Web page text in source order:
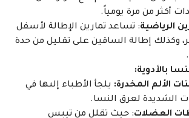
أكثر من مرة يومياً.
الرياضية: تساعد تمارين الإطالة لأسفل
وكذلك إطالة الساقين على تقليل من حدة
بالأدوية:
الألم المخدرة: يلجأ الأطباء إلىها في
الشديدة لعرق النسا.
العضلات: حيث تقلل من تيبس